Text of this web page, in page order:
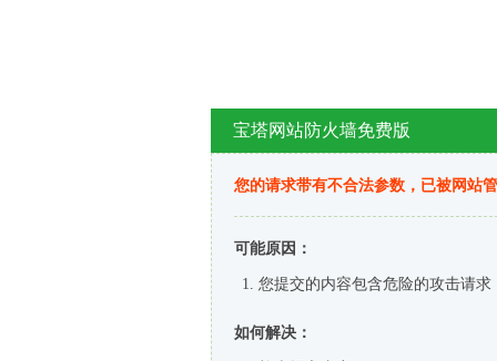
宝塔网站防火墙免费版
您的请求带有不合法参数，已被网站
可能原因：
您提交的内容包含危险的攻击请求
如何解决：